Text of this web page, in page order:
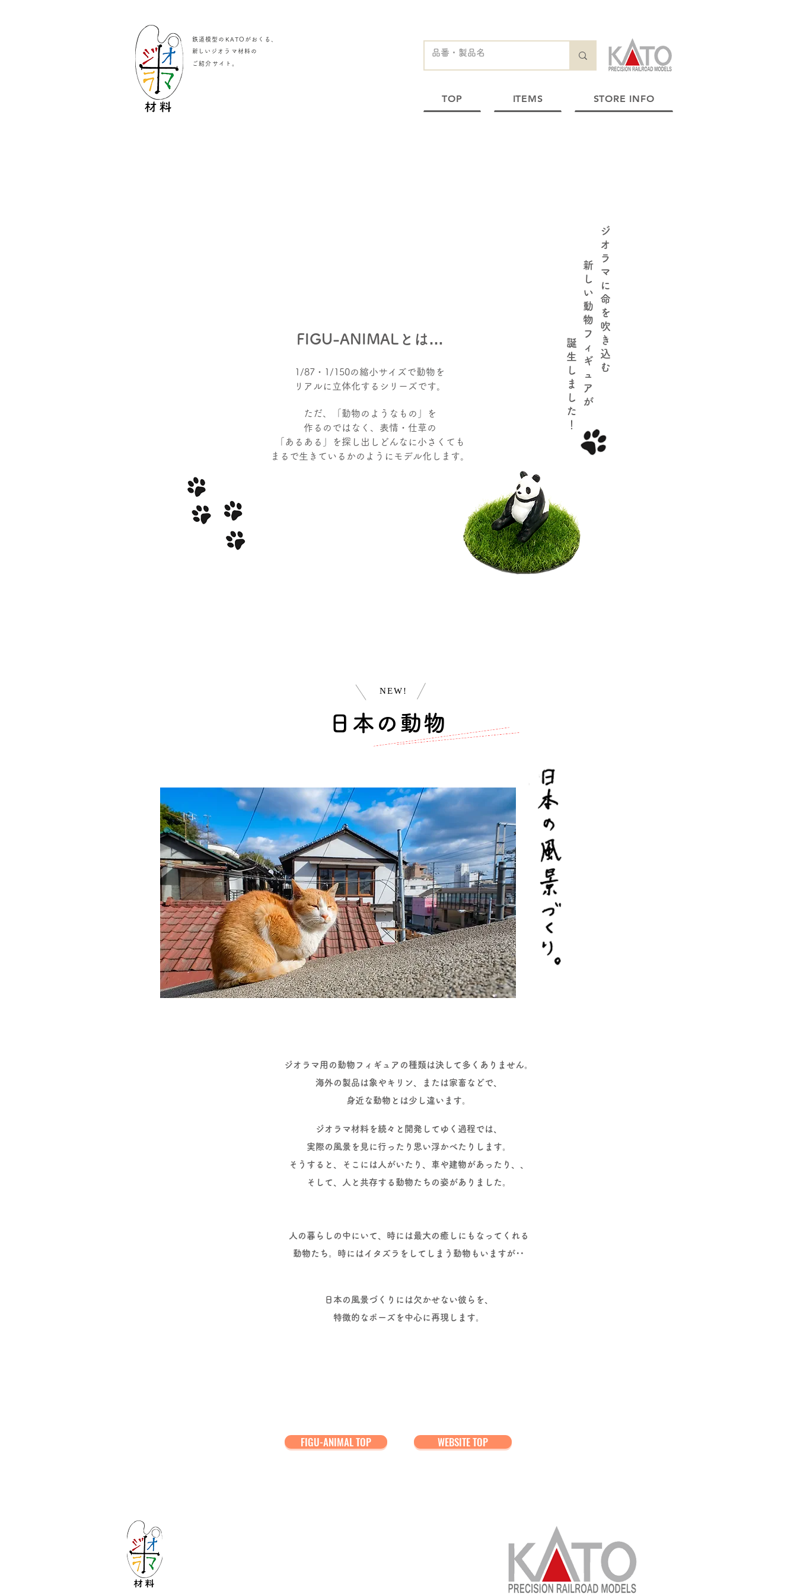
鉄道模型のKATOがおくる、
​新しいジオラマ材料の
ご紹介サイト
TOP ITEMS STORE INFO
​FIGU-ANIMALとは…
​1/87・1/150の縮小サイズで動物を
リアルに立体化するシリーズです。
ただ、「動物のようなもの」を
作るのではなく、表情・仕草の
「あるある」を探し出しどんなに小さくても
まるで生きているかのようにモデル化します。
​誕
生
し
ま
し
た
！
​新
し
い
動
物
フ
ィ
ギ
ュ
ア
が
​ジ
オ
ラ
マ
に
命
を
吹
き
込
む
NEW!
日本の動物
ジオラマ用の動物フィギュアの種類は決して 多くありません。
海外の製品は象やキリン、
または家畜などで、
身近な動物とは 少し違います。
ジオラマ材料を続々と開発してゆく過程では
実際の風景を見に行ったり思い浮かべたりします。
そうすると、そこには人がいたり、車や建物があったり、、
そして、人と共存する動物たちの姿がありました。
人の暮らしの中にいて、時には最大の癒しにもなってくれる
動物たち。時にはイタズラをしてしまう 動物もいますが‥
日本の風景づくりには欠かせない彼らを、
特徴的なポーズを中心に再現します。
FIGU-ANIMAL TOP WEBSITE TOP